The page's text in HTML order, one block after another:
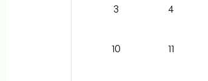
3 4
10 11